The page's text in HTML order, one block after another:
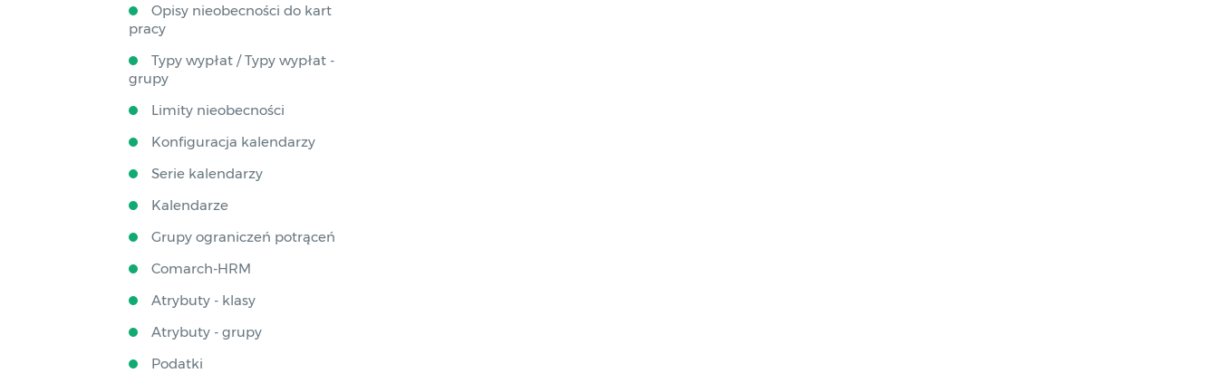
Opisy nieobecności do kart
pracy
Typy wypłat / Typy wypłat -
grupy
Limity nieobecności
Konfiguracja kalendarzy
Serie kalendarzy
Kalendarze
Grupy ograniczeń potrąceń
Comarch-HRM
Atrybuty - klasy
Atrybuty - grupy
Podatki